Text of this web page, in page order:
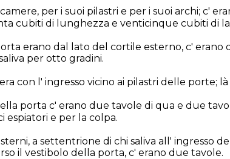
per i suoi pilastri e per i suoi archi; c'
cubiti di lunghezza e venticinque cubiti di
erano dal lato del cortile esterno, c' erano
per otto gradini.
con l' ingresso vicino ai pilastri delle porte;
porta c' erano due tavole di qua e due
espiatori e per la colpa.
a settentrione di chi saliva all' ingresso
il vestibolo della porta, c' erano due tavole.